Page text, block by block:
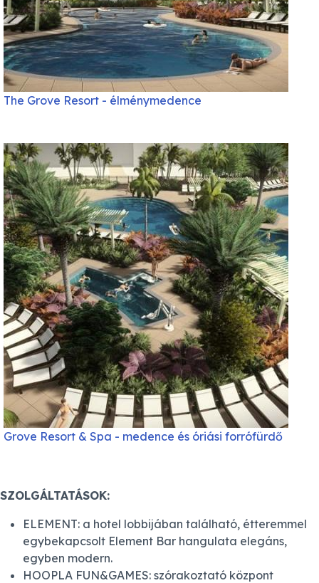
The Grove Resort - élménymedence
Grove Resort & Spa - medence és óriási forrófürdő
SZOLGÁLTATÁSOK:
ELEMENT: a hotel lobbijában található, étteremmel
egybekapcsolt Element Bar hangulata elegáns,
egyben modern.
HOOPLA FUN&GAMES: szórakoztató központ